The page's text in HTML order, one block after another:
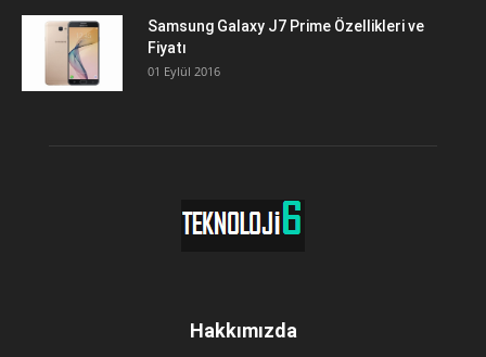
Samsung Galaxy J7 Prime Özellikleri ve
Fiyatı
01 Eylül 2016
Hakkımızda